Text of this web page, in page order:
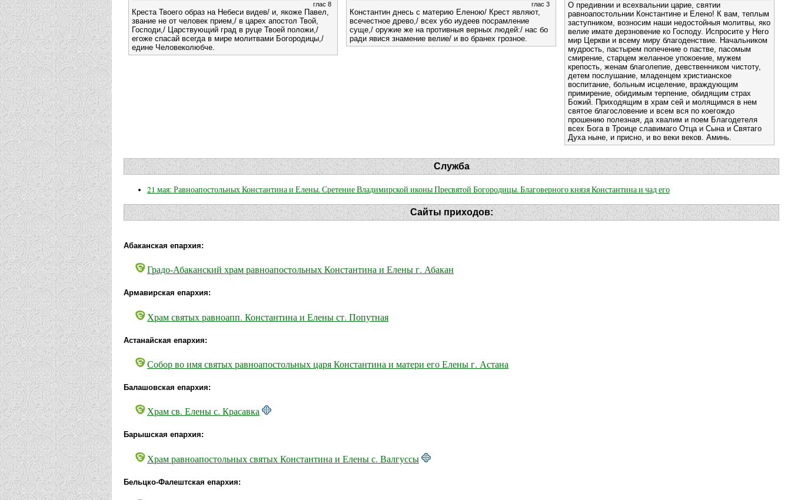
глас 8
Креста Твоего образ на Небеси видев/ и, якоже Павел,
звание не от человек прием,/ в царех апостол Твой,
Господи,/ Царствующий град в руце Твоей положи,/
егоже спасай всегда в мире молитвами Богородицы,/
едине Человеколюбче.
глас 3
Константин днесь с материю Еленою/ Крест являют,
всечестное древо,/ всех убо иудеев посрамление
суще,/ оружие же на противныя верных людей:/ нас бо
ради явися знамение велие/ и во бранех грозное.
О предивнии и всехвальнии царие, святии
равноапостольнии Константине и Елено! К вам, теплым
заступником, возносим наши недостойныя молитвы, яко
велие имате дерзновение ко Господу. Испросите у Него
мир Церкви и всему миру благоденствие. Начальником
мудрость, пастырем попечение о пастве, пасомым
смирение, старцем желанное упокоение, мужем
крепость, женам благолепие, девственником чистоту,
детем послушание, младенцем христианское
воспитание, больным исцеление, враждующим
примирение, обидимым терпение, обидящим страх
Божий. Приходящим в храм сей и молящимся в нем
святое благословение и всем вся по коегождо
прошению полезная, да хвалим и поем Благодетеля
всех Бога в Троице славимаго Отца и Сына и Святаго
Духа ныне, и присно, и во веки веков. Аминь.
Служба
21 мая: Равноапостольных Константина и Елены. Сретение Владимирской иконы Пресвятой Богородицы. Благоверного князя Константина и чад его
Сайты приходов:
Абаканская епархия:
Градо-Абаканский храм равноапостольных Константина и Елены г. Абакан
Армавирская епархия:
Храм святых равноапп. Константина и Елены ст. Попутная
Астанайская епархия:
Собор во имя святых равноапостольных царя Константина и матери его Елены г. Астана
Балашовская епархия:
Храм св. Елены с. Красавка
Барышская епархия:
Храм равноапостольных святых Константина и Елены с. Валгуссы
Бельцко-Фалештская епархия: